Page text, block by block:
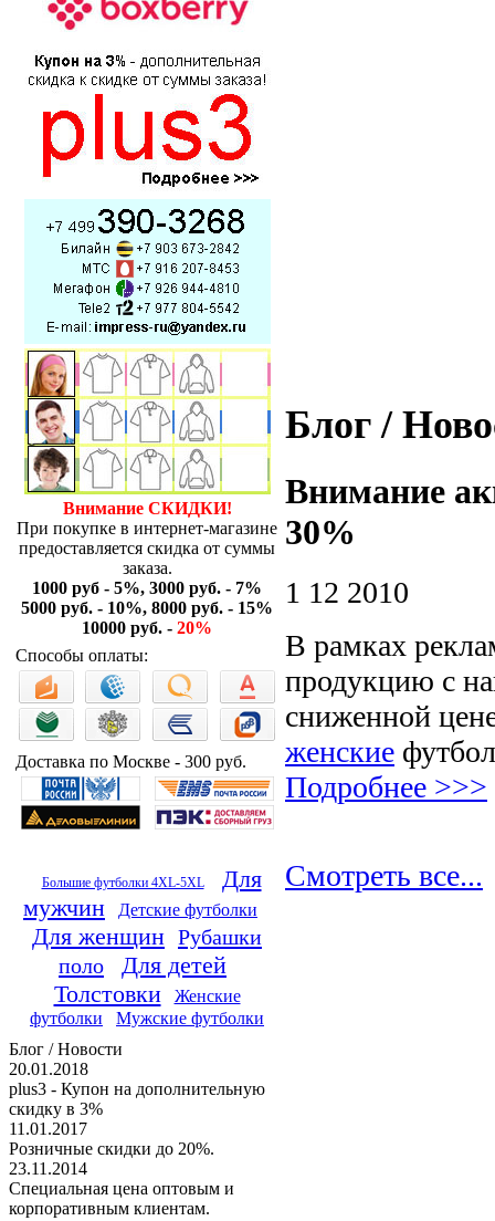
Внимание СКИДКИ!
При покупке в интернет-магазине
предоставляется скидка от суммы
заказа.
1000 руб - 5%, 3000 руб. - 7%
5000 руб. - 10%, 8000 руб. - 15%
10000 руб. - 20%
Способы оплаты:
Доставка по Москве - 300 руб.
Большие футболки 4XL-5XL
Для
мужчин
Детские футболки
Для женщин Рубашки
поло
Для детей
Толстовки
Женские
футболки
Мужские футболки
Блог / Новости
20.01.2018
plus3 - Купон на дополнительную
скидку в 3%
11.01.2017
Розничные скидки до 20%.
23.11.2014
Специальная цена оптовым и
корпоративным клиентам.
Блог /
Внимание
30%
1 12 2010
В рамках
продукцию с
сниженной
женские
Подробнее >>>
Смотреть все...